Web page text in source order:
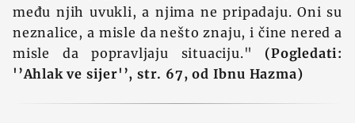
među njih uvukli, a njima ne pripadaju. Oni su
neznalice, a misle da nešto znaju, i čine nered a
misle da popravljaju situaciju." (Pogledati:
'’Ahlak ve sijer'’, str. 67, od Ibnu Hazma)